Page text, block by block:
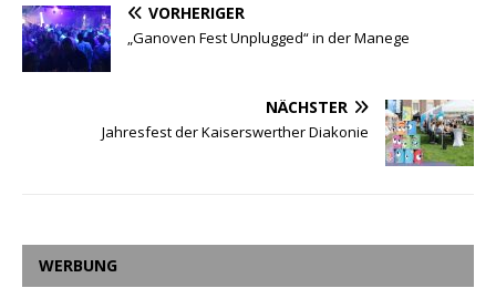
VORHERIGER
„Ganoven Fest Unplugged“ in der Manege
NÄCHSTER
Jahresfest der Kaiserswerther Diakonie
WERBUNG